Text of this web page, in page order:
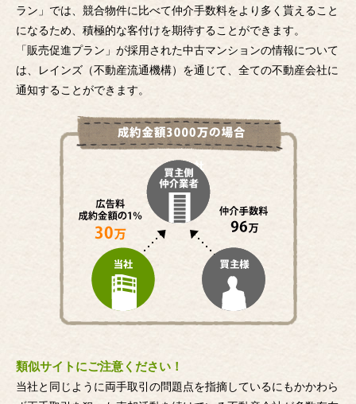
ラン」では、競合物件に比べて仲介手数料をより多く貰えること
になるため、積極的な客付けを期待することができます。
「販売促進プラン」が採用された中古マンションの情報について
は、レインズ（不動産流通機構）を通じて、全ての不動産会社に
通知することができます。
類似サイトにご注意ください！
当社と同じように両手取引の問題点を指摘しているにもかかわら